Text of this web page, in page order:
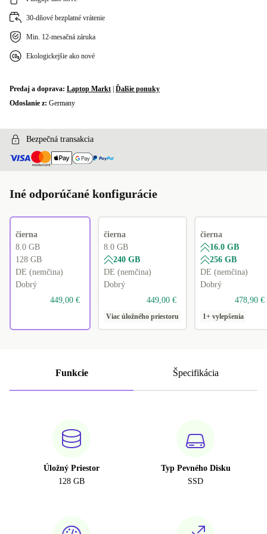
30-dňové bezplatné vrátenie
Min. 12-mesačná záruka
Ekologickejšie ako nové
Predaj a doprava: Laptop Markt Ďalšie ponuky
Odoslanie z: Germany
Bezpečná transakcia
Iné odporúčané konfigurácie
čierna
8.0 GB
128 GB
DE (nemčina)
Dobrý
449,00 €
čierna
8.0 GB
240 GB
DE (nemčina)
Dobrý
449,00 €
Viac úložného priestoru
čierna
16.0 GB
256 GB
DE (nemčina)
Dobrý
478,90 €
1+ vylepšenia
Funkcie Špecifikácia
Úložný Priestor
128 GB
Typ Pevného Disku
SSD